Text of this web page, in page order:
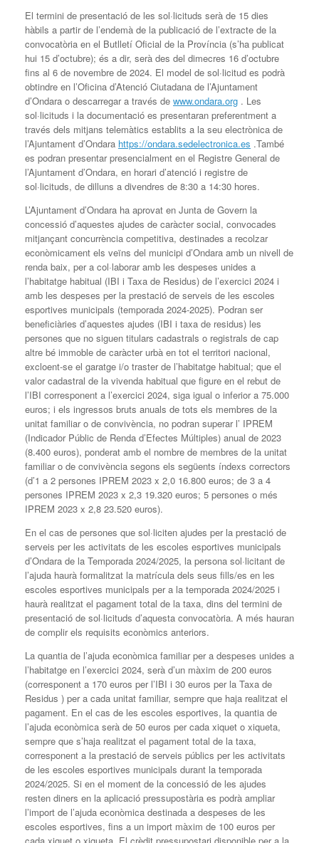
El termini de presentació de les sol·licituds serà de 15 dies
hàbils a partir de l’endemà de la publicació de l’extracte de la
convocatòria en el Butlletí Oficial de la Província (s’ha publicat
hui 15 d’octubre); és a dir, serà des del dimecres 16 d’octubre
fins al 6 de novembre de 2024. El model de sol·licitud es podrà
obtindre en l’Oficina d’Atenció Ciutadana de l’Ajuntament
d’Ondara o descarregar a través de www.ondara.org . Les
sol·licituds i la documentació es presentaran preferentment a
través dels mitjans telemàtics establits a la seu electrònica de
l’Ajuntament d’Ondara https://ondara.sedelectronica.es .També
es podran presentar presencialment en el Registre General de
l’Ajuntament d’Ondara, en horari d’atenció i registre de
sol·licituds, de dilluns a divendres de 8:30 a 14:30 hores.
L’Ajuntament d’Ondara ha aprovat en Junta de Govern la
concessió d’aquestes ajudes de caràcter social, convocades
mitjançant concurrència competitiva, destinades a recolzar
econòmicament els veïns del municipi d’Ondara amb un nivell de
renda baix, per a col·laborar amb les despeses unides a
l’habitatge habitual (IBI i Taxa de Residus) de l’exercici 2024 i
amb les despeses per la prestació de serveis de les escoles
esportives municipals (temporada 2024-2025). Podran ser
beneficiàries d’aquestes ajudes (IBI i taxa de residus) les
persones que no siguen titulars cadastrals o registrals de cap
altre bé immoble de caràcter urbà en tot el territori nacional,
excloent-se el garatge i/o traster de l’habitatge habitual; que el
valor cadastral de la vivenda habitual que figure en el rebut de
l’IBI corresponent a l’exercici 2024, siga igual o inferior a 75.000
euros; i els ingressos bruts anuals de tots els membres de la
unitat familiar o de convivència, no podran superar l’ IPREM
(Indicador Públic de Renda d’Efectes Múltiples) anual de 2023
(8.400 euros), ponderat amb el nombre de membres de la unitat
familiar o de convivència segons els següents índexs correctors
(d’1 a 2 persones IPREM 2023 x 2,0 16.800 euros; de 3 a 4
persones IPREM 2023 x 2,3 19.320 euros; 5 persones o més
IPREM 2023 x 2,8 23.520 euros).
En el cas de persones que sol·liciten ajudes per la prestació de
serveis per les activitats de les escoles esportives municipals
d’Ondara de la Temporada 2024/2025, la persona sol·licitant de
l’ajuda haurà formalitzat la matrícula dels seus fills/es en les
escoles esportives municipals per a la temporada 2024/2025 i
haurà realitzat el pagament total de la taxa, dins del termini de
presentació de sol·licituds d’aquesta convocatòria. A més hauran
de complir els requisits econòmics anteriors.
La quantia de l’ajuda econòmica familiar per a despeses unides a
l’habitatge en l’exercici 2024, serà d’un màxim de 200 euros
(corresponent a 170 euros per l’IBI i 30 euros per la Taxa de
Residus ) per a cada unitat familiar, sempre que haja realitzat el
pagament. En el cas de les escoles esportives, la quantia de
l’ajuda econòmica serà de 50 euros per cada xiquet o xiqueta,
sempre que s’haja realitzat el pagament total de la taxa,
corresponent a la prestació de serveis públics per les activitats
de les escoles esportives municipals durant la temporada
2024/2025. Si en el moment de la concessió de les ajudes
resten diners en la aplicació pressupostària es podrà ampliar
l’import de l’ajuda econòmica destinada a despeses de les
escoles esportives, fins a un import màxim de 100 euros per